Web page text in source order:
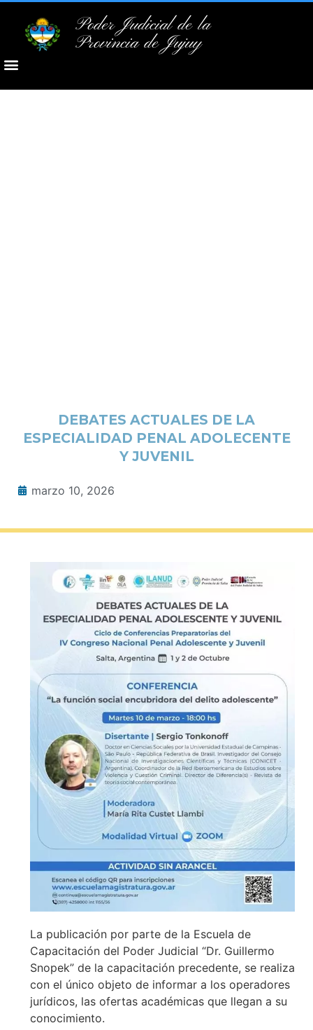
Poder Judicial de la
Provincia de Jujuy
DEBATES ACTUALES DE LA
ESPECIALIDAD PENAL ADOLECENTE
Y JUVENIL
marzo 10, 2026
La publicación por parte de la Escuela de
Capacitación del Poder Judicial “Dr. Guillermo
Snopek” de la capacitación precedente, se realiza
con el único objeto de informar a los operadores
jurídicos, las ofertas académicas que llegan a su
conocimiento.